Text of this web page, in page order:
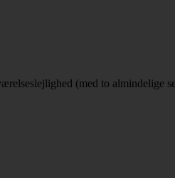
(med to almindelige